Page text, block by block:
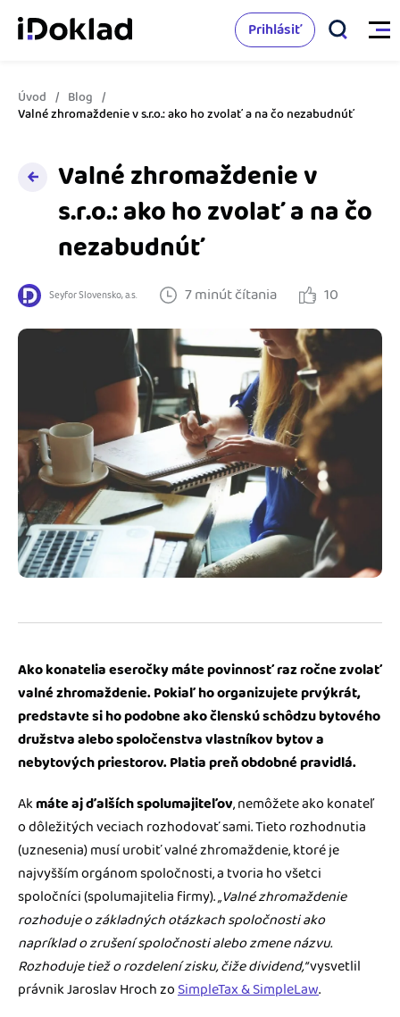
Vlastnosti
Online fakturácia
Správa kontaktov
Sledovanie cashflow
Spolupráca s účtovníkom
Prepojenie na ďalšie systémy
Spriatelení účtovníci
Katalóg doplnkov
Cenník
Ako sa vyznať vo fakturácii
Podnikateľský servis
Spýtajte sa nás
Prihlásiť
Úvod
Blog
Valné zhromaždenie v s.r.o.: ako ho zvolať a na čo nezabudnúť
Valné zhromaždenie v
s.r.o.: ako ho zvolať a na čo
nezabudnúť
Seyfor Slovensko, a.s. 7 minút čítania 10
Ako konatelia eseročky máte povinnosť raz ročne zvolať
valné zhromaždenie. Pokiaľ ho organizujete prvýkrát,
predstavte si ho podobne ako členskú schôdzu bytového
družstva alebo spoločenstva vlastníkov bytov a
nebytových priestorov. Platia preň obdobné pravidlá.
Akmáte aj ďalších spolumajiteľov, nemôžete ako konateľ
o dôležitých veciach rozhodovať sami. Tieto rozhodnutia
(uznesenia) musí urobiť valné zhromaždenie, ktoré je
najvyšším orgánom spoločnosti, a tvoria ho všetci
spoločníci (spolumajitelia firmy).„Valné zhromaždenie
rozhoduje o základných otázkach spoločnosti ako
napríklad o zrušení spoločnosti alebo zmene názvu.
Rozhoduje tiež o rozdelení zisku, čiže dividend,“vysvetlil
právnik Jaroslav Hroch zoSimpleTax & SimpleLaw.